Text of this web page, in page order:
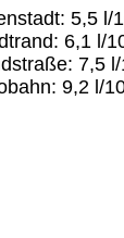
5,5 l/
6,1 l/
7,5
9,2 l/